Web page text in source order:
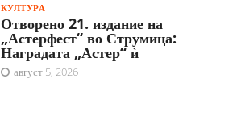
КУЛТУРА
Отворено 21. издание на
„Астерфест“ во Струмица:
Наградата „Астер“ ѝ
август 5, 2026